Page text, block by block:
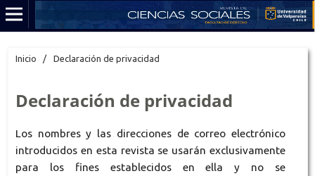
Inicio / Declaración de privacidad
Declaración de privacidad
Los nombres y las direcciones de correo electrónico
introducidos en esta revista se usarán exclusivamente
para los fines establecidos en ella y no se